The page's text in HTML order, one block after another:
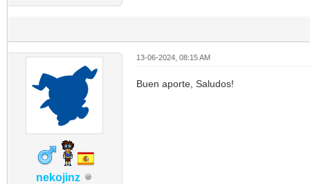
nekojinz
13-06-2024, 08:15 AM
Buen aporte, Saludos!